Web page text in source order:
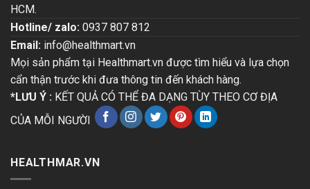
HCM.
Hotline/ zalo: 0937 807 812
Email: info@healthmart.vn
Mọi sản phẩm tại Healthmart.vn được tìm hiểu và lựa chọn
cẩn thận trước khi đưa thông tin đến khách hàng.
*LƯU Ý : KẾT QUẢ CÓ THỂ ĐA DẠNG TÙY THEO CƠ ĐỊA
CỦA MỖI NGƯỜI
HEALTHMAR.VN